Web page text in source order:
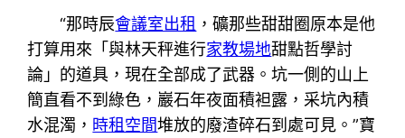
“那時辰會議室出租 ，礦那些甜甜圈原本是他
打算用來「與林天秤進行家教場地甜點哲學討
論」的道具，現在全部成了武器。坑一側的山上
簡直看不到綠色，巖石年夜面積袒露，采坑內積
水混濁， 時租空間堆放的廢渣碎石到處可見。”寶